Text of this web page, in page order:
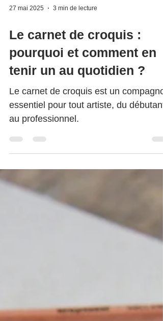
27 mai 2025 3 min de lecture
Le carnet de croquis :
pourquoi et comment en
tenir un au quotidien ?
Le carnet de croquis est un
essentiel pour tout artiste, du débutant
au professionnel.